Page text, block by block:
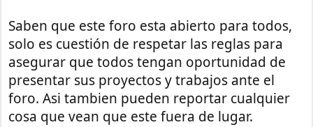
Saben que este foro esta abierto para todos,
solo es cuestión de respetar las reglas para
asegurar que todos tengan oportunidad de
presentar sus proyectos y trabajos ante el
foro. Asi tambien pueden reportar cualquier
cosa que vean que este fuera de lugar.